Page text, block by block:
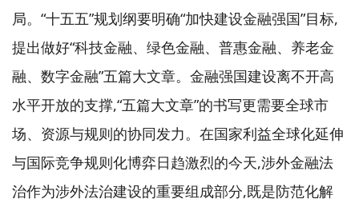
局。“十五五”规划纲要明确“加快建设金融强国”目标,
提出做好“科技金融、绿色金融、普惠金融、养老金
融、数字金融”五篇大文章。金融强国建设离不开高
水平开放的支撑,“五篇大文章”的书写更需要全球市
场、资源与规则的协同发力。在国家利益全球化延伸
与国际竞争规则化博弈日趋激烈的今天,涉外金融法
治作为涉外法治建设的重要组成部分,既是防范化解